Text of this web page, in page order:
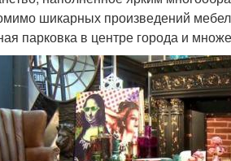
шикарных произведений
парковка в центре города и